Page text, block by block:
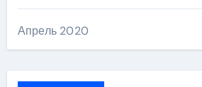
Апрель 2020